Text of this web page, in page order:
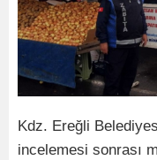
Kdz. Ereğli
incelemesi sonrası